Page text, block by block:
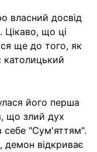
власний досвід
Цікаво, що ці
ще до того, як
його перша
що злий дух
себе "Сум'яттям".
демон відкриває